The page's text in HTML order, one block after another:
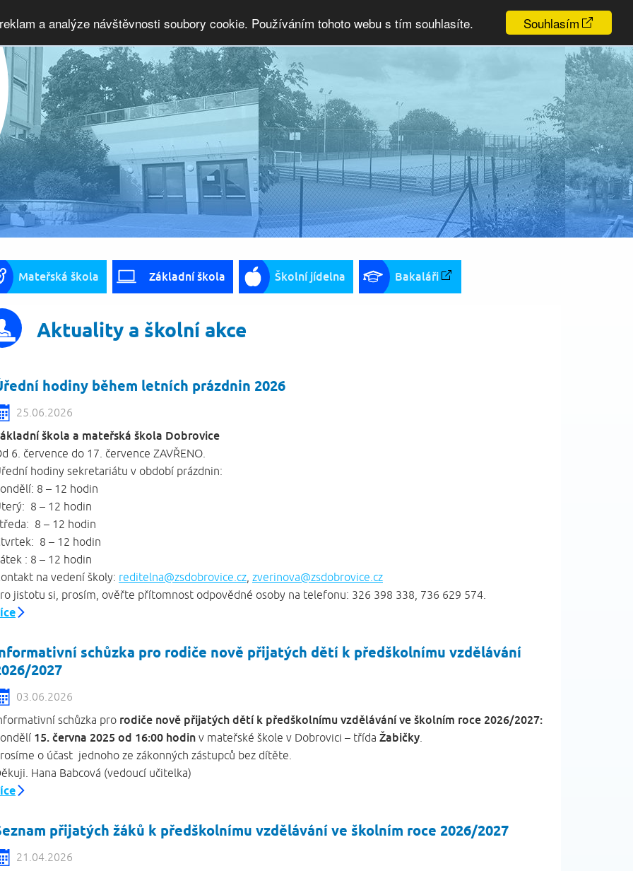
Souhlasím
a analýze návštěvnosti soubory cookie. Používáním tohoto webu s tím souhlasíte.
Mateřská škola Základní škola Školní jídelna Bakaláři
Aktuality a školní akce
hodiny během letních prázdnin 2026
25.06.2026
škola a mateřská škola Dobrovice
6. července do 17. července ZAVŘENO.
hodiny sekretariátu v období prázdnin:
8 – 12 hodin
8 – 12 hodin
8 – 12 hodin
8 – 12 hodin
: 8 – 12 hodin
na vedení školy: reditelna@zsdobrovice.cz zverinova@zsdobrovice.cz
jistotu si, prosím, ověřte přítomnost odpovědné osoby na telefonu: 326 398 338, 736 629 574.
schůzka pro rodiče nově přijatých dětí k předškolnímu vzdělávání
2027
03.06.2026
schůzka pro rodiče nově přijatých dětí k předškolnímu vzdělávání ve školním roce 2026/2027:
15. června 2025 od 16:00 hodin v mateřské škole v Dobrovici – třída Žabičky
o účast jednoho ze zákonných zástupců bez dítěte.
Hana Babcová (vedoucí učitelka)
přijatých žáků k předškolnímu vzdělávání ve školním roce 2026/2027
21.04.2026